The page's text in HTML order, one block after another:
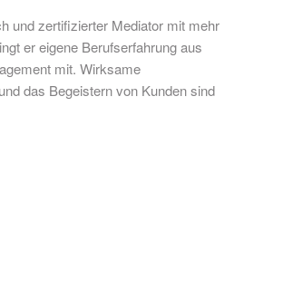
und zertifizierter Mediator mit mehr
er eigene Berufserfahrung aus
mit. Wirksame
das Begeistern von Kunden sind